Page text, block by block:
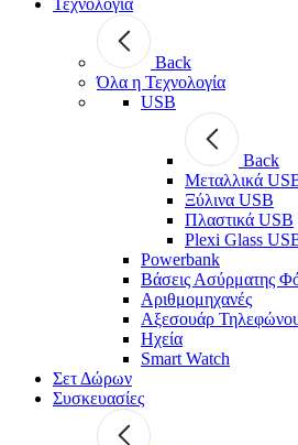
Back
Όλα η Τεχνολογία
USB
Back
Μεταλλικά
Ξύλινα USB
Πλαστικά USB
Plexi Glass
Powerbank
Βάσεις Ασύρματης
Αριθμομηχανές
Αξεσουάρ
Ηχεία
Smart Watch
Σετ Δώρων
Συσκευασίες